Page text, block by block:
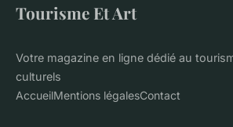
Tourisme Et Art
Votre magazine en ligne dédié au
culturels
AccueilMentions légalesContact